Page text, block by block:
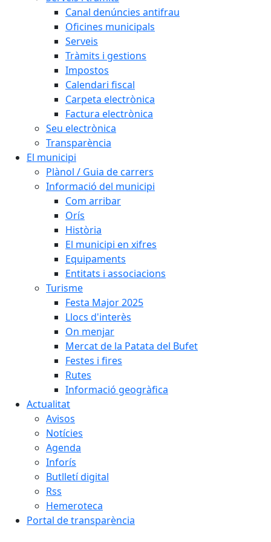
Canal denúncies antifrau
Oficines municipals
Serveis
Tràmits i gestions
Impostos
Calendari fiscal
Carpeta electrònica
Factura electrònica
Seu electrònica
Transparència
El municipi
Plànol / Guia de carrers
Informació del municipi
Com arribar
Orís
Història
El municipi en xifres
Equipaments
Entitats i associacions
Turisme
Festa Major 2025
Llocs d'interès
On menjar
Mercat de la Patata del Bufet
Festes i fires
Rutes
Informació geogràfica
Actualitat
Avisos
Notícies
Agenda
Inforís
Butlletí digital
Rss
Hemeroteca
Portal de transparència